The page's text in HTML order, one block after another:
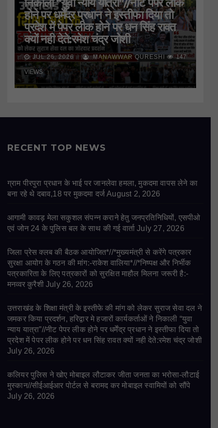
निकाली “युवा न्याय यात्रा”//नीट पेपर लीक
होने पर धर्मेंद्र प्रधान ने इस्तीफा दिया तो
प्रदेश में पेपर लीक होने पर धन सिंह रावत
क्यों नही देते:रमेश चंद्र जोशी
JUL 26, 2026 MANAWWAR QURESHI 147
VIEWS
RECENT TOP NEWS
ग्राम पीरपुरा प्रधान के भाई पर जानलेवा हमला, मुकदमा वापस लेने का
बना रहे थे दबाव,18 पर मुकदमा दर्ज August 2, 2026
आगामी कावड़ मेला सकुशल संपन्न कराने हेतु जनप्रतिनिधियों, एसपीओ
एवं जोन 24 के पुलिस बल के साथ की गई वार्ता July 27, 2026
जिला प्रेस क्लब की बैठक आयोजित*//*मुख्यमंत्री से करेंगे पत्रकार
सुरक्षा आयोग के गठन की मांग:-राकेश वालिया*//*निष्पक्ष और निर्भीक
पत्रकारिता के लिए पत्रकारों को सुरक्षित माहौल मिलना जरूरी है:-
मनव्वर कुरैशी July 26, 2026
उत्तराखंड के शिक्षा मंत्री के इस्तीफे की मांग को लेकर सुराज सेवा दल ने
जमकर किया प्रदर्शन, हरिद्वार मे हजारों कार्यकर्ताओं ने निकाली “युवा
न्याय यात्रा”//नीट पेपर लीक होने पर धर्मेंद्र प्रधान ने इस्तीफा दिया तो
प्रदेश में पेपर लीक होने पर धन सिंह रावत क्यों नही देते:रमेश चंद्र जोशी
July 26, 2026
कलियर पुलिस ने खोए मोबाइल लौटाकर जीता जनता का भरोसा-लौटाई
मुस्कान//सीईआईआर पोर्टल से बरामद कर मोबाइल स्वामियों को सौंपे
July 26, 2026